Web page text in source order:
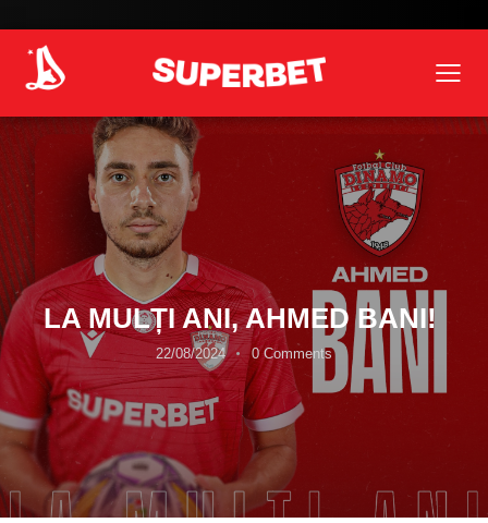
LA MULȚI ANI, AHMED BANI!
22/08/2024 0 Comments